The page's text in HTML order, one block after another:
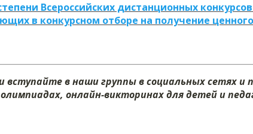
Всероссийских дистанционных
в конкурсном отборе на получение
вступайте в наши группы в социальных сетях и
онлайн-викторинах для детей и